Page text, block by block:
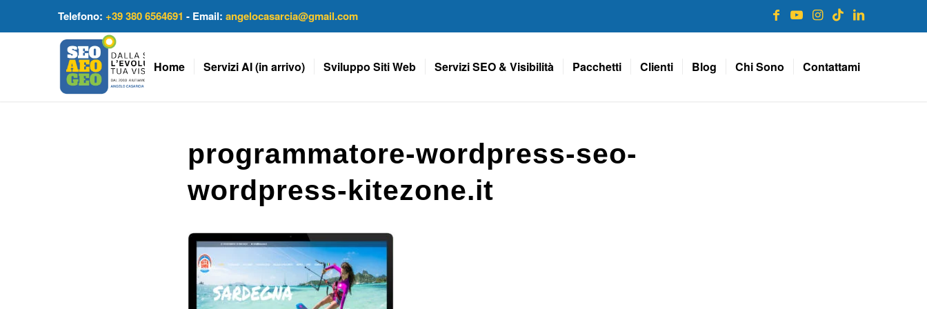
Telefono: +39 380 6564691 - Email: angelocasarcia@gmail.com
Home Servizi AI (in arrivo) Sviluppo Siti Web Servizi SEO & Visibilità Pacchetti Clienti Blog Chi Sono Contattami
programmatore-wordpress-seo-
wordpress-kitezone.it